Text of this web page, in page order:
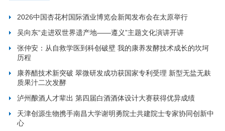
2026中国杏花村国际酒业博览会新闻发布会在太原举行
吴向东“走进双世界遗产地——遵义”主题文化演讲开讲
张仲安：从自救学医到科创破壁 我的康养发酵技术成长的坎坷
历程
康养醋技术新突破 翠微研发成功获国家专利受理 新型无盐无麸
质果汁二次发酵
泸州酿酒人才辈出 第四届白酒酒体设计大赛获得优异成绩
天津创源生物携手南昌大学谢明勇院士共建院士专家协同创新中
心